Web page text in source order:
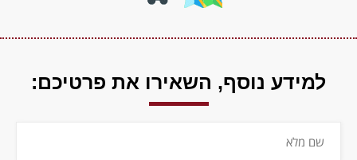
למידע נוסף, השאירו את פרטיכם: